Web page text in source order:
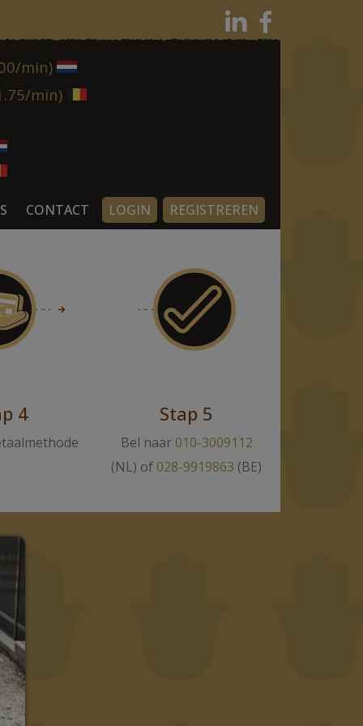
min)
min)
CONTACT LOGIN REGISTREREN
4 Stap 5
Bel naar 010-3009112
(NL) of 028-9919863 (BE)